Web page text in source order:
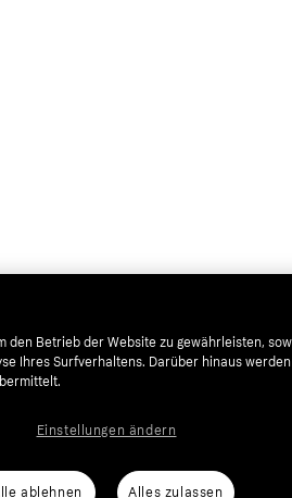
den Betrieb der Website zu gewährleisten,
Ihres Surfverhaltens. Darüber hinaus
ablehnen Alles zulassen
Einstellungen ändern